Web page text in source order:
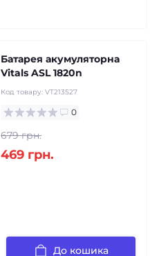
Батарея акумуляторна
Vitals ASL 1820n
Код товару: VT213527
0
679 грн.
469 грн.
До кошика